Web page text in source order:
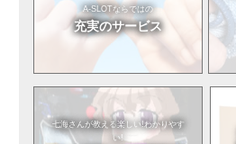
A-SLOTならではの
充実のサービス
七海さんが教える楽しい!わかりやす
い!